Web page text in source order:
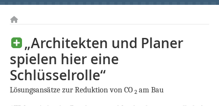
„Architekten und Planer
spielen hier eine
Schlüsselrolle“
Lösungsansätze zur Reduktion von CO 2 am Bau